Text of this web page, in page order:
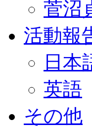
菅沼
活動報
日本
英語
その他